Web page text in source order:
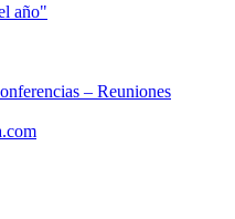
año"
– Reuniones